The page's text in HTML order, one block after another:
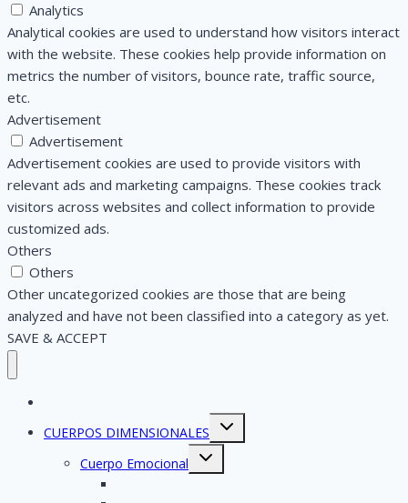
Analytics
Analytical cookies are used to understand how visitors interact
with the website. These cookies help provide information on
metrics the number of visitors, bounce rate, traffic source,
etc.
Advertisement
Advertisement
Advertisement cookies are used to provide visitors with
relevant ads and marketing campaigns. These cookies track
visitors across websites and collect information to provide
customized ads.
Others
Others
Other uncategorized cookies are those that are being
analyzed and have not been classified into a category as yet.
SAVE & ACCEPT
CUERPOS DIMENSIONALES
Toggle
menu
Cuerpo Emocional
Toggle